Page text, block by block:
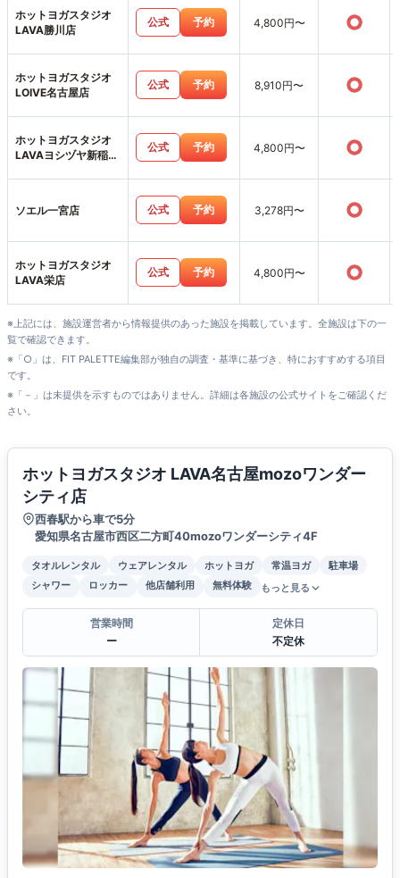
ホットヨガスタジオ
LAVA勝川店
公式 予約 4,800円〜 ○
ホットヨガスタジオ
LOIVE名古屋店
公式 予約 8,910円〜 ○
ホットヨガスタジオ
LAVAヨシヅヤ新稲沢
公式 予約 4,800円〜 ○
ソエル一宮店 公式 予約 3,278円〜 ○
ホットヨガスタジオ
LAVA栄店
公式 予約 4,800円〜 ○
※上記には、施設運営者から情報提供のあった施設を掲載しています。全施設は下の一
覧で確認できます。
※「○」は、FIT PALETTE編集部が独自の調査・基準に基づき、特におすすめする項目
です。
※「－」は未提供を示すものではありません。詳細は各施設の公式サイトをご確認くだ
さい。
ホットヨガスタジオ LAVA名古屋mozoワンダー
シティ店
西春駅から車で5分
愛知県名古屋市西区二方町40mozoワンダーシティ4F
タオルレンタル ウェアレンタル ホットヨガ 常温ヨガ
駐車場
シャワー
ロッカー 他店舗利用 無料体験 もっと見る
営業時間
ー
定休日
不定休